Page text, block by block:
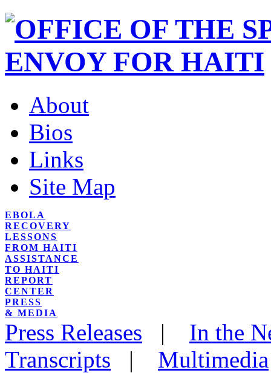
About
Bios
Links
Site Map
EBOLA
RECOVERY
LESSONS
FROM HAITI
ASSISTANCE
TO HAITI
REPORT
CENTER
PRESS
& MEDIA
Press Releases | In the
Transcripts | Multimedia